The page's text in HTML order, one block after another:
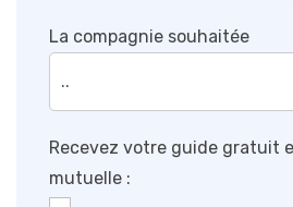
La compagnie souhaitée
Recevez votre guide gratuit
mutuelle :